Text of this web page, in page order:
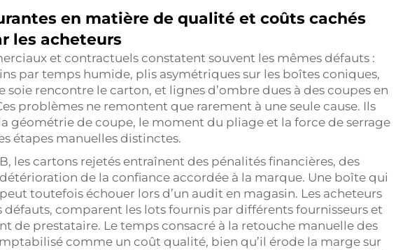
en matière de qualité et coûts cachés
les acheteurs
et contractuels constatent souvent les mêmes défauts :
par temps humide, plis asymétriques sur les boîtes coniques,
soie rencontre le carton, et lignes d’ombre dues à des coupes en
problèmes ne remontent que rarement à une seule cause. Ils
géométrie de coupe, le moment du pliage et la force de serrage
étapes manuelles distinctes.
les cartons rejetés entraînent des pénalités financières, des
de la confiance accordée à la marque. Une boîte qui
toutefois échouer lors d’un audit en magasin. Les acheteurs
comparent les lots fournis par différents fournisseurs et
de prestataire. Le temps consacré à la retouche manuelle des
comme un coût qualité, bien qu’il érode la marge sur